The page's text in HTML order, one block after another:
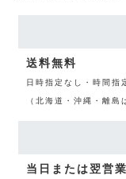
送料無料
日時指定なし・時間指
（北海道・沖縄・離
当日または翌営